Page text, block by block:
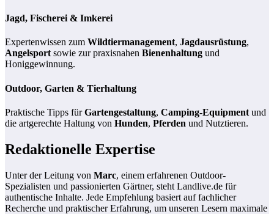
Jagd, Fischerei & Imkerei
Expertenwissen zum Wildtiermanagement, Jagdausrüstung,
Angelsport sowie zur praxisnahen Bienenhaltung und
Honiggewinnung.
Outdoor, Garten & Tierhaltung
Praktische Tipps fürGartengestaltung, Camping-Equipment und
die artgerechte Haltung von Hunden, Pferden und Nutztieren.
Redaktionelle Expertise
Unter der Leitung von Marc, einem erfahrenen Outdoor-
Spezialisten und passionierten Gärtner, steht Landlive.de für
authentische Inhalte. Jede Empfehlung basiert auf fachlicher
Recherche und praktischer Erfahrung, um unseren Lesern maximale